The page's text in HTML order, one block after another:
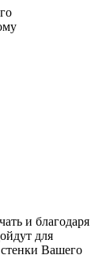
и благодаря
для
Вашего